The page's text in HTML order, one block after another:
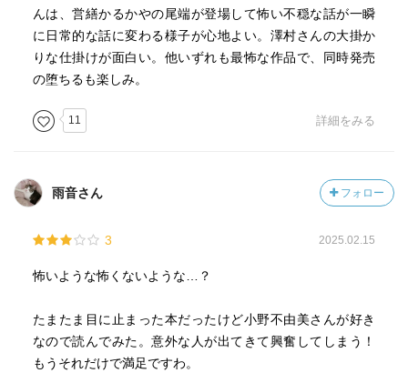
んは、営繕かるかやの尾端が登場して怖い不穏な話が一瞬
に日常的な話に変わる様子が心地よい。澤村さんの大掛か
りな仕掛けが面白い。他いずれも最怖な作品で、同時発売
の堕ちるも楽しみ。
11 詳細をみる
雨音さん フォロー
3 2025.02.15
怖いような怖くないような…？
たまたま目に止まった本だったけど小野不由美さんが好き
なので読んでみた。意外な人が出てきて興奮してしまう！
もうそれだけで満足ですわ。